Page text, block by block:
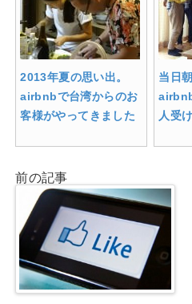
2013年夏の思い出。
airbnbで台湾からのお
客様がやってきました
当日
人受
前の記事